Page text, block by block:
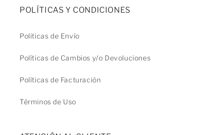
POLÍTICAS Y CONDICIONES
Politicas de Envío
Políticas de Cambios y/o Devoluciones
Políticas de Facturación
Términos de Uso